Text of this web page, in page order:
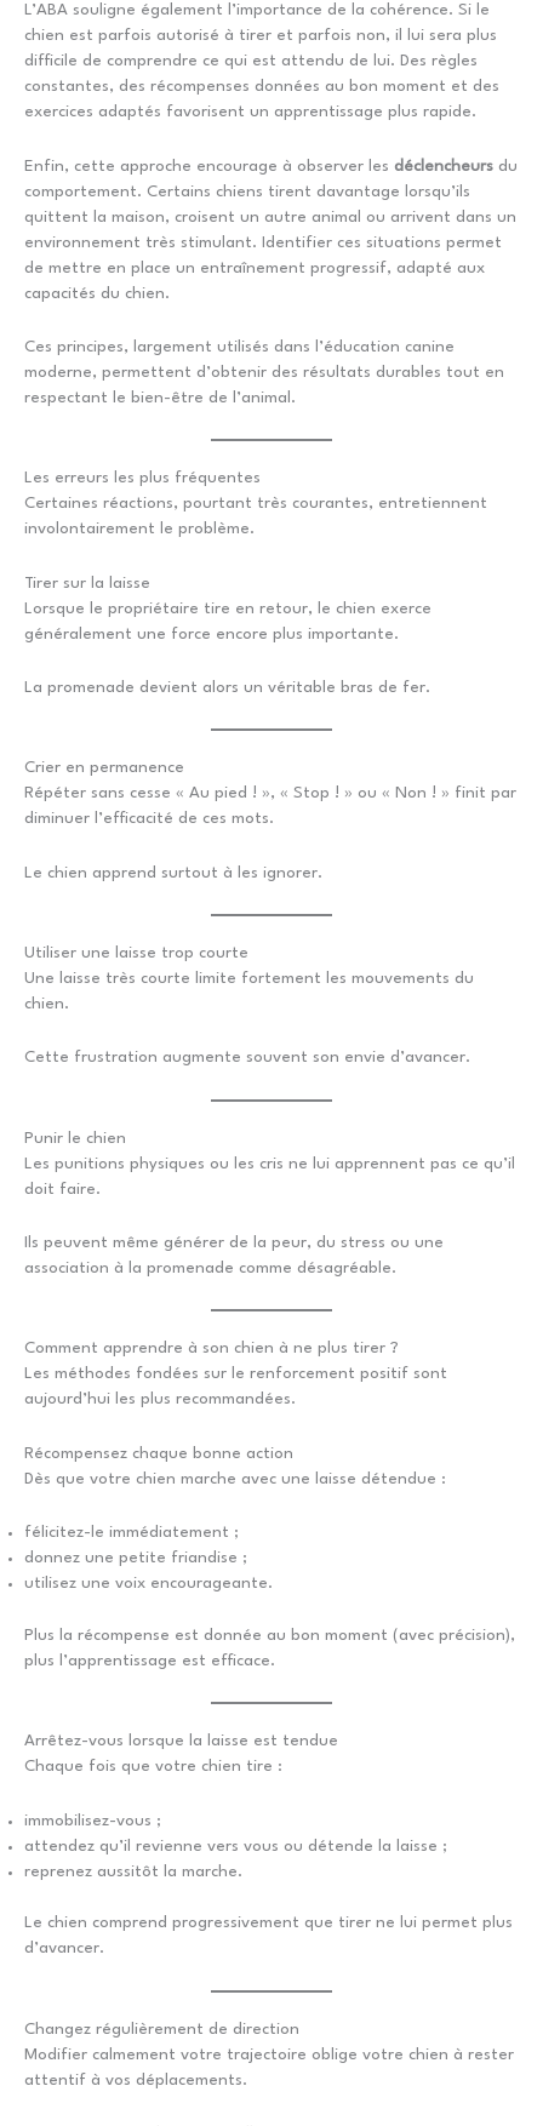
L’ABA souligne également l’importance de la cohérence. Si le
chien est parfois autorisé à tirer et parfois non, il lui sera plus
difficile de comprendre ce qui est attendu de lui. Des règles
constantes, des récompenses données au bon moment et des
exercices adaptés favorisent un apprentissage plus rapide.
Enfin, cette approche encourage à observer les déclencheurs du
comportement. Certains chiens tirent davantage lorsqu’ils
quittent la maison, croisent un autre animal ou arrivent dans un
environnement très stimulant. Identifier ces situations permet
de mettre en place un entraînement progressif, adapté aux
capacités du chien.
Ces principes, largement utilisés dans l’éducation canine
moderne, permettent d’obtenir des résultats durables tout en
respectant le bien-être de l’animal.
Les erreurs les plus fréquentes
Certaines réactions, pourtant très courantes, entretiennent
involontairement le problème.
Tirer sur la laisse
Lorsque le propriétaire tire en retour, le chien exerce
généralement une force encore plus importante.
La promenade devient alors un véritable bras de fer.
Crier en permanence
Répéter sans cesse « Au pied ! », « Stop ! » ou « Non ! » finit par
diminuer l’efficacité de ces mots.
Le chien apprend surtout à les ignorer.
Utiliser une laisse trop courte
Une laisse très courte limite fortement les mouvements du
chien.
Cette frustration augmente souvent son envie d’avancer.
Punir le chien
Les punitions physiques ou les cris ne lui apprennent pas ce qu’il
doit faire.
Ils peuvent même générer de la peur, du stress ou une
association à la promenade comme désagréable.
Comment apprendre à son chien à ne plus tirer ?
Les méthodes fondées sur le renforcement positif sont
aujourd’hui les plus recommandées.
Récompensez chaque bonne action
Dès que votre chien marche avec une laisse détendue :
félicitez-le immédiatement ;
donnez une petite friandise ;
utilisez une voix encourageante.
Plus la récompense est donnée au bon moment (avec précision),
plus l’apprentissage est efficace.
Arrêtez-vous lorsque la laisse est tendue
Chaque fois que votre chien tire :
immobilisez-vous ;
attendez qu’il revienne vers vous ou détende la laisse ;
reprenez aussitôt la marche.
Le chien comprend progressivement que tirer ne lui permet plus
d’avancer.
Changez régulièrement de direction
Modifier calmement votre trajectoire oblige votre chien à rester
attentif à vos déplacements.